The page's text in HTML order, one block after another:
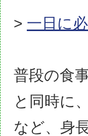
> 一日に
普段の食
と同時に
など、 身